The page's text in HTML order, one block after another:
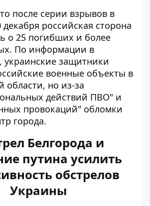
после серии взрывов в
декабря российская сторона
о 25 погибших и более
По информации в
украинские защитники
военные объекты в
области, но из-за
действий ПВО" и
провокаций" обломки
города.
Белгорода и
путина усилить
обстрелов
Украины